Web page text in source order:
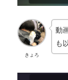
きょろ
動
も